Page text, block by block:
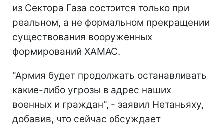
из Сектора Газа состоится только при
реальном, а не формальном прекращении
существования вооруженных
формирований ХАМАС.
"Армия будет продолжать останавливать
какие-либо угрозы в адрес наших
военных и граждан", - заявил Нетаньяху,
добавив, что сейчас обсуждает